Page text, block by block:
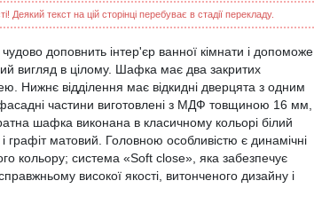
текст на цій сторінці перебуває в стадії перекладу.
доповнить інтер'єр ванної кімнати і допоможе
вигляд в цілому. Шафка має два закритих
Нижнє відділення має відкидні дверцята з одним
частини виготовлені з МДФ товщиною 16 мм,
шафка виконана в класичному кольорі білий
графіт матовий. Головною особливістю є динамічні
кольору; система «Soft close», яка забезпечує
високої якості, витонченого дизайну і